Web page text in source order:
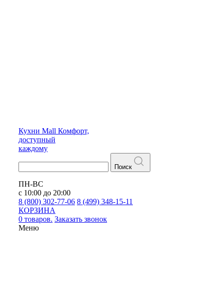
Кухни Mall Комфорт,
доступный
каждому
Поиск
ПН-ВС
с 10:00 до 20:00
8 (800) 302-77-06 8 (499) 348-15-11
КОРЗИНА
0 товаров. Заказать звонок
Меню